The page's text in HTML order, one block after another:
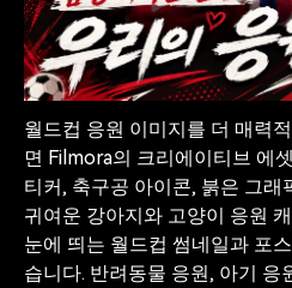
월드컵 응원 이미지를 더 매력
면 Filmora의 크리에이티브 에
티커, 축구공 아이콘, 붉은 그래
귀여운 강아지와 고양이 응원
눈에 띄는 월드컵 썸네일과 포
습니다. 반려동물 응원, 아기 응